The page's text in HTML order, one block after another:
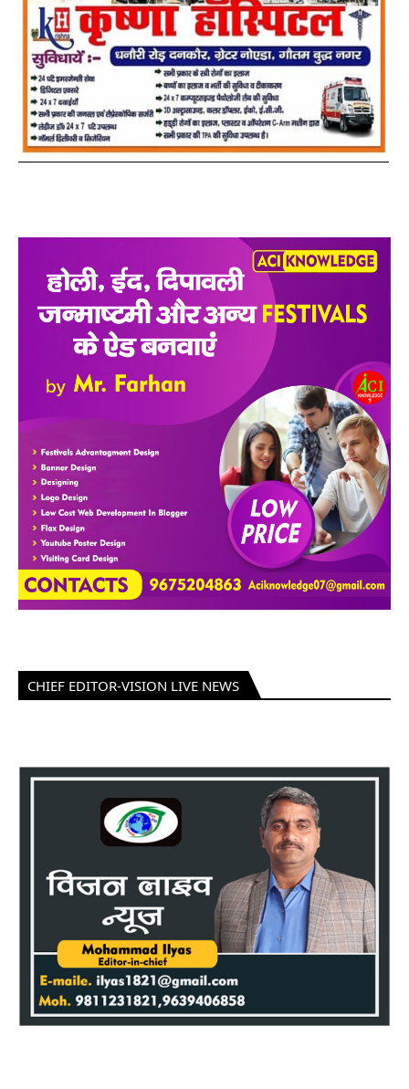
CHIEF EDITOR-VISION LIVE NEWS